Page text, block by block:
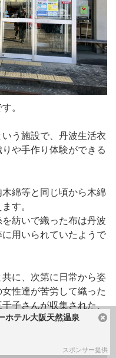
。
う施設で、丹波生活衣
や手作り体験ができる
綿等と同じ頃から木綿
す。
紡いで織った布は丹波
用いられていたようで
に、次第に日常から姿
性達が苦労して織った
子さんが収集された、
され、2002年に誕生し
テル大阪天然温泉
スポンサー提供